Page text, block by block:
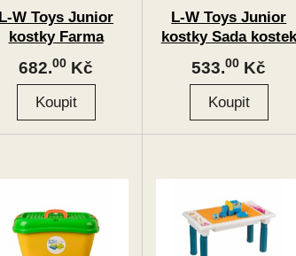
L-W Toys Junior
kostky Farma
682.00 Kč
L-W Toys Junior
kostky Sada kostek
pro nejmenší
stavitele 100 ks
533.00 Kč